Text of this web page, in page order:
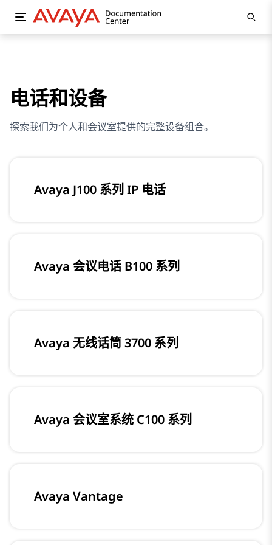
电话和设备
探索我们为个人和会议室提供的完整设备组合。
Avaya J100 系列 IP 电话
Avaya 会议电话 B100 系列
Avaya 无线话筒 3700 系列
Avaya 会议室系统 C100 系列
Avaya Vantage